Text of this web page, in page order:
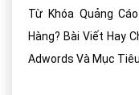
Từ Khóa Quảng
Hàng? Bài Viết Hay
Adwords Và Mục